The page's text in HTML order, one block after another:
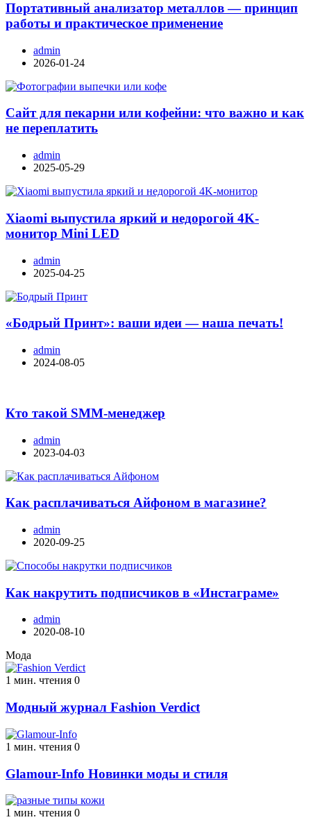
Портативный анализатор металлов — принцип
работы и практическое применение
admin
2026-01-24
Сайт для пекарни или кофейни: что важно и как
не переплатить
admin
2025-05-29
Xiaomi выпустила яркий и недорогой 4K-
монитор Mini LED
admin
2025-04-25
«Бодрый Принт»: ваши идеи — наша печать!
admin
2024-08-05
Кто такой SMM-менеджер
admin
2023-04-03
Как расплачиваться Айфоном в магазине?
admin
2020-09-25
Как накрутить подписчиков в «Инстаграме»
admin
2020-08-10
Мода
1 мин. чтения 0
Модный журнал Fashion Verdict
1 мин. чтения 0
Glamour-Info Новинки моды и стиля
1 мин. чтения 0